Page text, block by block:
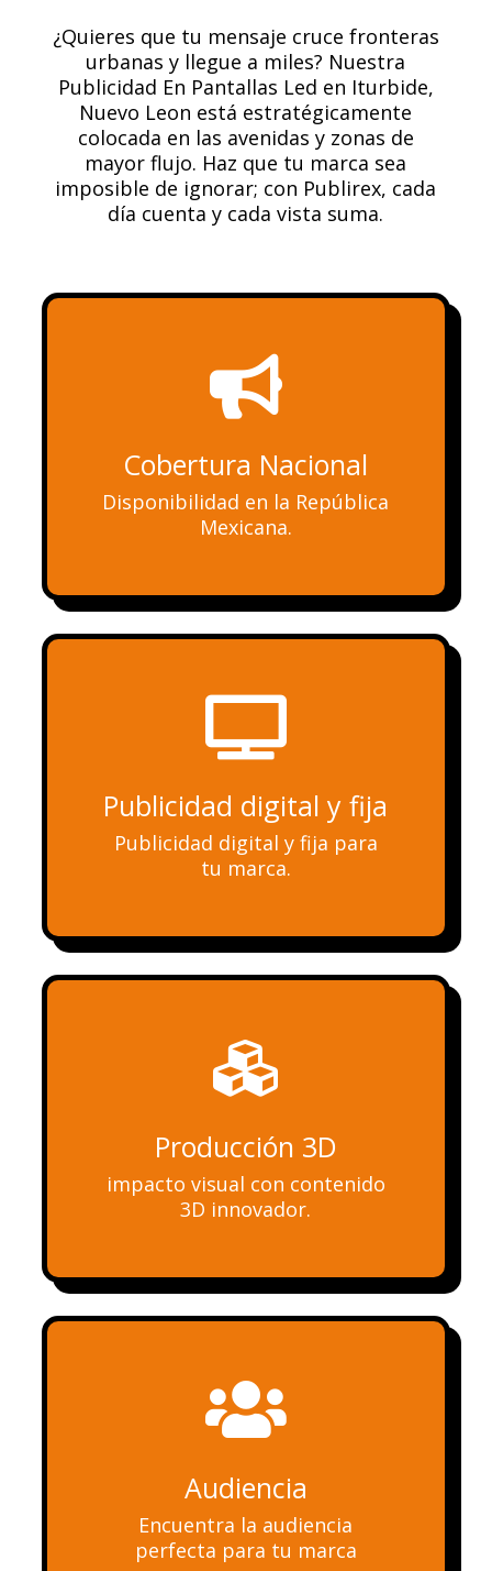
¿Quieres que tu mensaje cruce fronteras
urbanas y llegue a miles? Nuestra
Publicidad En Pantallas Led en Iturbide,
Nuevo Leon está estratégicamente
colocada en las avenidas y zonas de
mayor flujo. Haz que tu marca sea
imposible de ignorar; con Publirex, cada
día cuenta y cada vista suma.

Cobertura Nacional
Disponibilidad en la República
Mexicana.

Publicidad digital y fija
Publicidad digital y fija para
tu marca.

Producción 3D
impacto visual con contenido
3D innovador.

Audiencia
Encuentra la audiencia
perfecta para tu marca